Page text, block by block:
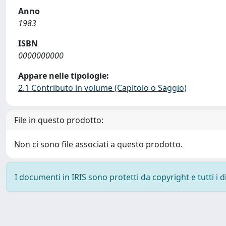
Anno
1983
ISBN
0000000000
Appare nelle tipologie:
2.1 Contributo in volume (Capitolo o Saggio)
File in questo prodotto:
Non ci sono file associati a questo prodotto.
I documenti in IRIS sono protetti da copyright e tutti i